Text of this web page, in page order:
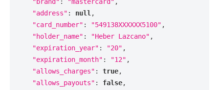
"brand" : "mastercard" ,
"address" : null,
"card_number" : "549138XXXXXX5100" ,
"holder_name" : "Heber Lazcano" ,
"expiration_year" : "20" ,
"expiration_month" : "12" ,
"allows_charges" : true,
"allows_payouts" : false,